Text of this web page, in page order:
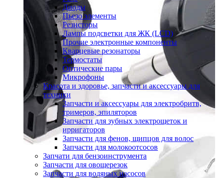
Диоды
Пьезо элементы
Резисторы
Лампы подсветки для ЖК (LCD)
Прочие электронные компоненты
Кварцевые резонаторы
Термостаты
Оптические пары
Микрофоны
Красота и здоровье, запчасти и аксессуары для
техники
Запчасти и аксессуары для электробритв,
тримеров, эпиляторов
Запчасти для зубных электрощеток и
ирригаторов
Запчасти для фенов, щипцов для волос
Запчасти для молокоотсосов
Запчати для бензоинструмента
Запчасти для овощерезок
Запчасти для водяных насосов